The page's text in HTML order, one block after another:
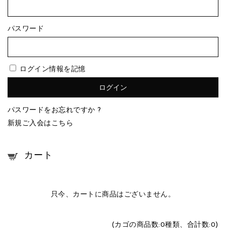
パスワード
ログイン情報を記憶
パスワードをお忘れですか ?
新規ご入会はこちら
カート
只今、カートに商品はございません。
(カゴの商品数:0種類、合計数:0)